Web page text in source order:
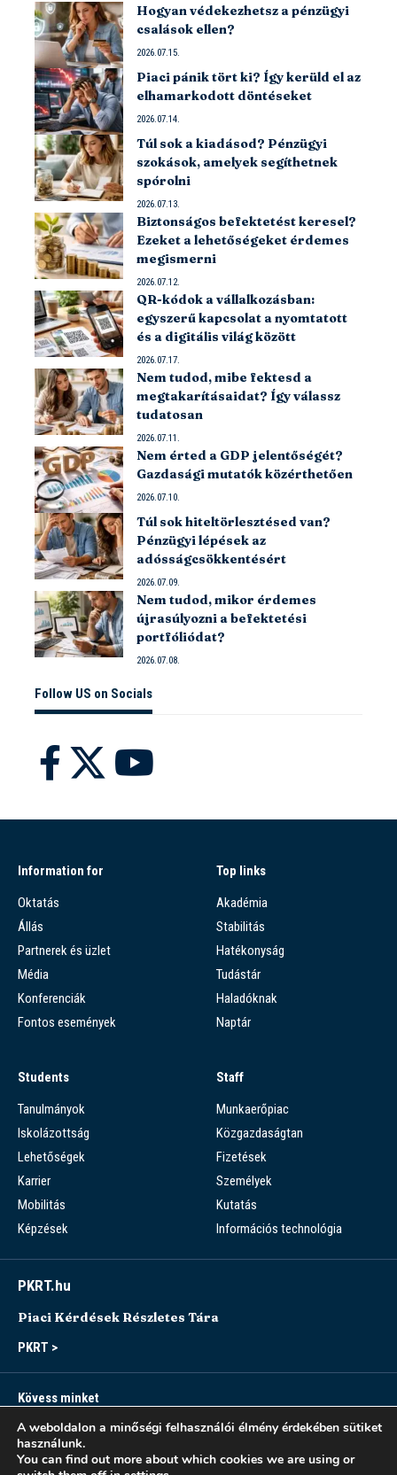
Hogyan védekezhetsz a pénzügyi
csalások ellen?
2026.07.15.
Piaci pánik tört ki? Így kerüld el az
elhamarkodott döntéseket
2026.07.14.
Túl sok a kiadásod? Pénzügyi
szokások, amelyek segíthetnek
spórolni
2026.07.13.
Biztonságos befektetést keresel?
Ezeket a lehetőségeket érdemes
megismerni
2026.07.12.
QR-kódok a vállalkozásban:
egyszerű kapcsolat a nyomtatott
és a digitális világ között
2026.07.17.
Nem tudod, mibe fektesd a
megtakarításaidat? Így válassz
tudatosan
2026.07.11.
Nem érted a GDP jelentőségét?
Gazdasági mutatók közérthetően
2026.07.10.
Túl sok hiteltörlesztésed van?
Pénzügyi lépések az
adósságcsökkentésért
2026.07.09.
Nem tudod, mikor érdemes
újrasúlyozni a befektetési
portfóliódat?
2026.07.08.
Follow US on Socials
Information for
Oktatás
Állás
Partnerek és üzlet
Média
Konferenciák
Fontos események
Top links
Akadémia
Stabilitás
Hatékonyság
Tudástár
Haladóknak
Naptár
Students
Tanulmányok
Iskolázottság
Lehetőségek
Karrier
Mobilitás
Képzések
Staff
Munkaerőpiac
Közgazdaságtan
Fizetések
Személyek
Kutatás
Információs technológia
PKRT.hu
Piaci Kérdések Részletes Tára
PKRT >
Kövess minket
A weboldalon a minőségi felhasználói élmény érdekében sütiket
használunk.
You can find out more about which cookies we are using or